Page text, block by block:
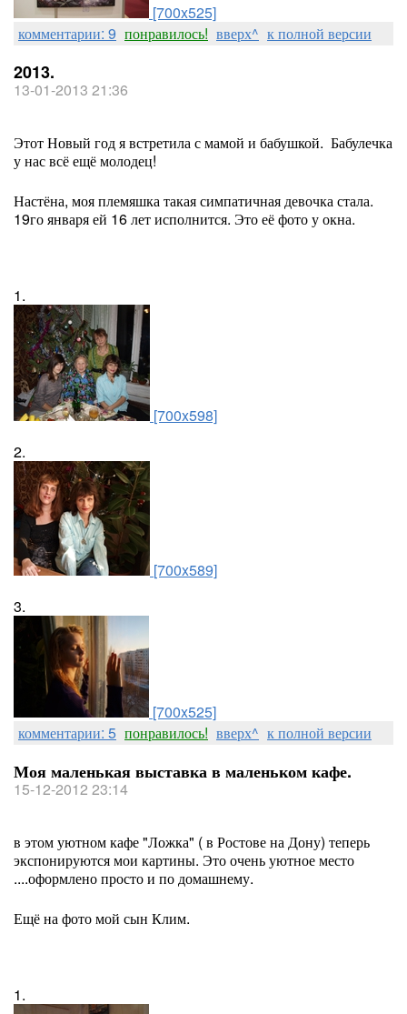
[700x525]
комментарии: 9 понравилось! вверх^ к полной версии
2013.
13-01-2013 21:36
Этот Новый год я встретила с мамой и бабушкой. Бабулечка
у нас всё ещё молодец!
Настёна, моя племяшка такая симпатичная девочка стала.
19го января ей 16 лет исполнится. Это её фото у окна.
1.
[700x598]
2.
[700x589]
3.
[700x525]
комментарии: 5 понравилось! вверх^ к полной версии
Моя маленькая выставка в маленьком кафе.
15-12-2012 23:14
в этом уютном кафе "Ложка" ( в Ростове на Дону) теперь
экспонируются мои картины. Это очень уютное место
....оформлено просто и по домашнему.
Ещё на фото мой сын Клим.
1.